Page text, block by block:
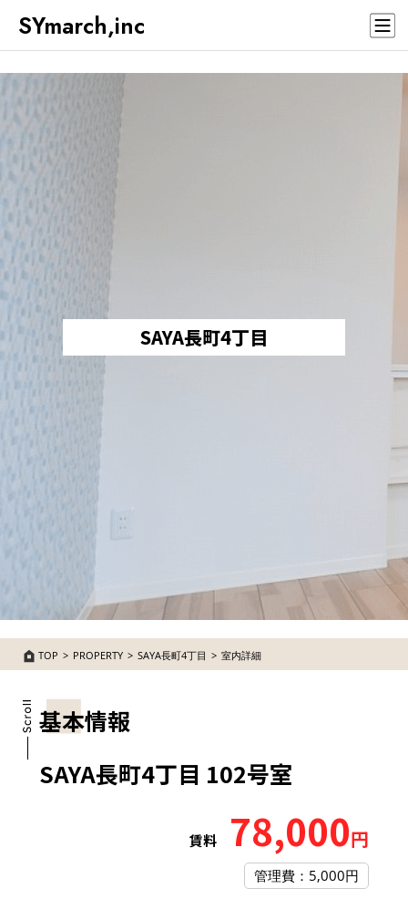
SYmarch,inc
SAYA長町4丁目
TOP PROPERTY SAYA長町4丁目 室内詳細
基本情報
SAYA長町4丁目 102号室
賃料 78,000円
管理費：5,000円